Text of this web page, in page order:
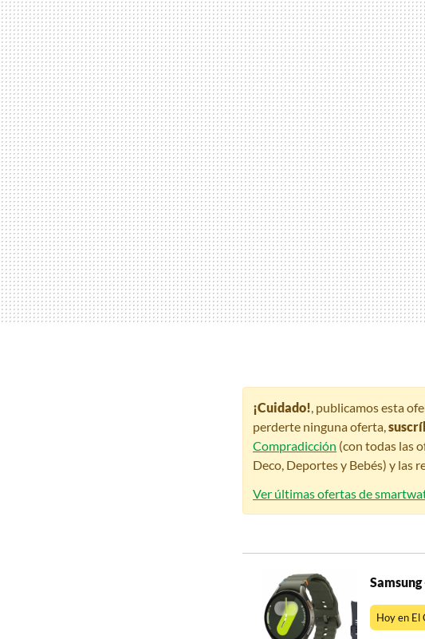
¡Cuidado! , publicamos esta
perderte ninguna oferta,
Compradicción (con todas las
Deco, Deportes y Bebés) y las
Ver últimas ofertas de
Hoy en El